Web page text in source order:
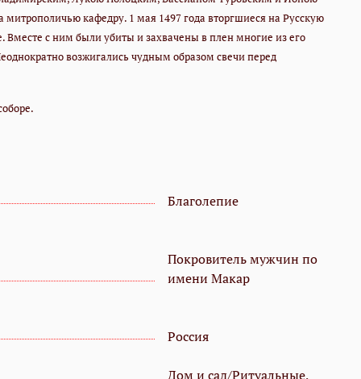
кафедру. 1 мая 1497 года вторгшиеся на Русскую
Вместе с ним были убиты и захвачены в плен многие из его
возжигались чудным образом свечи перед
Благолепие
Покровитель мужчин по
имени Макар
Россия
Дом и сад/Ритуальные,